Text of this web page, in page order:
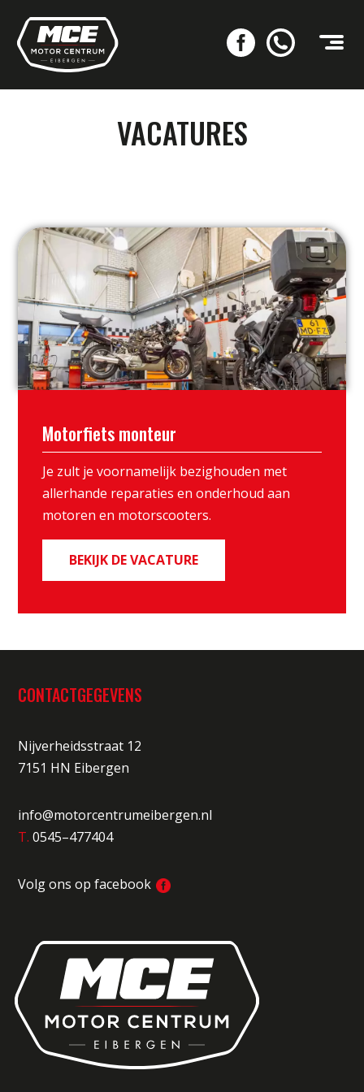
VACATURES
Motorfiets monteur
Je zult je voornamelijk bezighouden met
allerhande reparaties en onderhoud aan
motoren en motorscooters.
BEKIJK DE VACATURE
CONTACTGEGEVENS
Nijverheidsstraat 12
7151 HN Eibergen
info@motorcentrumeibergen.nl
T. 0545–477404
Volg ons op facebook